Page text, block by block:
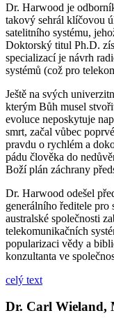
Dr. Harwood je
takový sehrál klíčovou
satelitního systému,
Doktorský titul Ph.D.
specializací je návrh
systémů (což pro
Ještě na svých
kterým Bůh musel
evoluce neposkytuje
smrt, začal vůbec
pravdu o rychlém a
pádu člověka do
Boží plán záchrany
Dr. Harwood odešel
generálního ředitele
australské společnosti
telekomunikačních
popularizaci vědy a
konzultanta ve
celý text
Dr. Carl Wieland,